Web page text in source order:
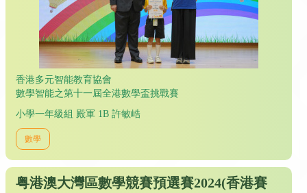
香港多元智能教育協會
數學智能之第十一屆全港數學盃挑戰賽
小學一年級組 殿軍 1B 許敏峼
數學
粤港澳大灣區數學競賽預選賽2024(香港賽